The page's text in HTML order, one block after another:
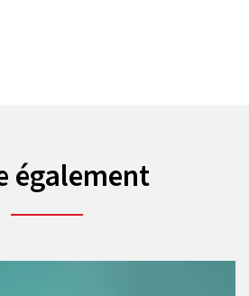
également